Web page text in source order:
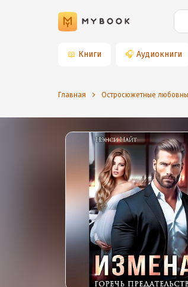
📖 Книги 🎧 Аудиокниги
Главная Остросюжетные